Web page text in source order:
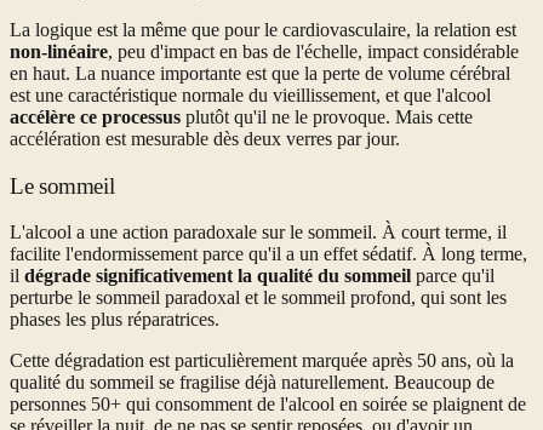
La logique est la même que pour le cardiovasculaire, la relation est
non-linéaire, peu d'impact en bas de l'échelle, impact considérable
en haut. La nuance importante est que la perte de volume cérébral
est une caractéristique normale du vieillissement, et que l'alcool
accélère ce processus plutôt qu'il ne le provoque. Mais cette
accélération est mesurable dès deux verres par jour.
Le sommeil
L'alcool a une action paradoxale sur le sommeil. À court terme, il
facilite l'endormissement parce qu'il a un effet sédatif. À long terme,
il dégrade significativement la qualité du sommeil parce qu'il
perturbe le sommeil paradoxal et le sommeil profond, qui sont les
phases les plus réparatrices.
Cette dégradation est particulièrement marquée après 50 ans, où la
qualité du sommeil se fragilise déjà naturellement. Beaucoup de
personnes 50+ qui consomment de l'alcool en soirée se plaignent de